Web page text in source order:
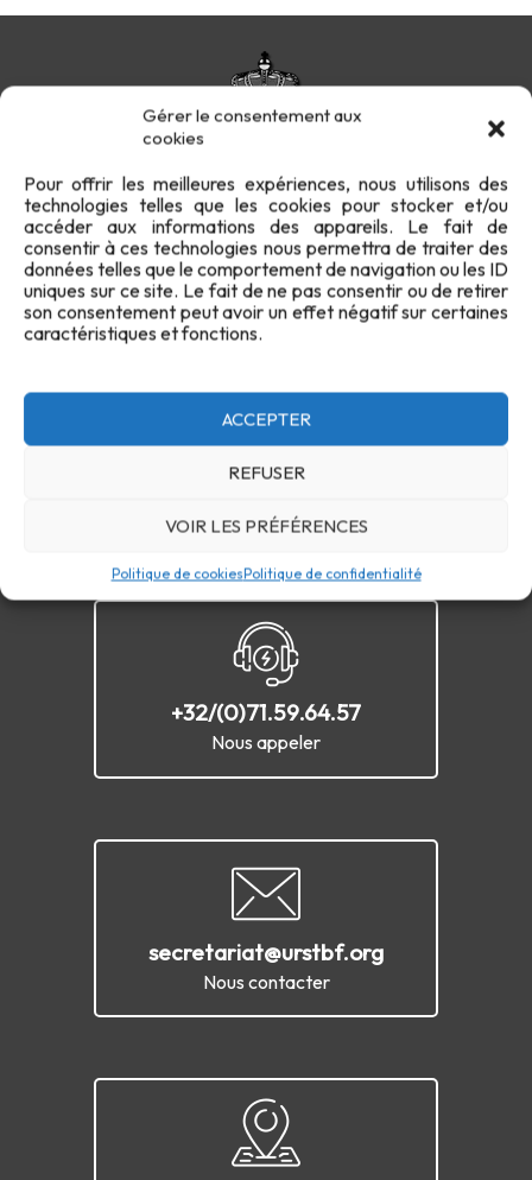
Gérer le consentement aux
cookies
Pour offrir les meilleures expériences, nous utilisons des
technologies telles que les cookies pour stocker et/ou
accéder aux informations des appareils. Le fait de
consentir à ces technologies nous permettra de traiter des
données telles que le comportement de navigation ou les ID
uniques sur ce site. Le fait de ne pas consentir ou de retirer
son consentement peut avoir un effet négatif sur certaines
caractéristiques et fonctions.
ACCEPTER
REFUSER
VOIR LES PRÉFÉRENCES
Politique de cookiesPolitique de confidentialité
Confidentialité Cookies
+32/(0)71.59.64.57
Nous appeler
secretariat@urstbf.org
Nous contacter